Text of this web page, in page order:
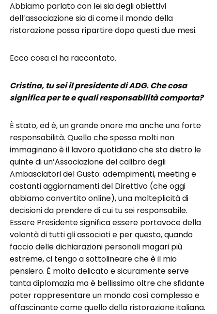
Abbiamo parlato con lei sia degli obiettivi
dell’associazione sia di come il mondo della
ristorazione possa ripartire dopo questi due mesi.
Ecco cosa ci ha raccontato.
Cristina, tu sei il presidente diADG. Che cosa
significa per te e quali responsabilità comporta?
È stato, ed è, un grande onore ma anche una forte
responsabilità. Quello che spesso molti non
immaginano è il lavoro quotidiano che sta dietro le
quinte di un’Associazione del calibro degli
Ambasciatori del Gusto: adempimenti, meeting e
costanti aggiornamenti del Direttivo (che oggi
abbiamo convertito online), una molteplicità di
decisioni da prendere di cui tu sei responsabile.
Essere Presidente significa essere portavoce della
volontà di tutti gli associati e per questo, quando
faccio delle dichiarazioni personali magari più
estreme, ci tengo a sottolineare che è il mio
pensiero. È molto delicato e sicuramente serve
tanta diplomazia ma è bellissimo oltre che sfidante
poter rappresentare un mondo così complesso e
affascinante come quello della ristorazione italiana.